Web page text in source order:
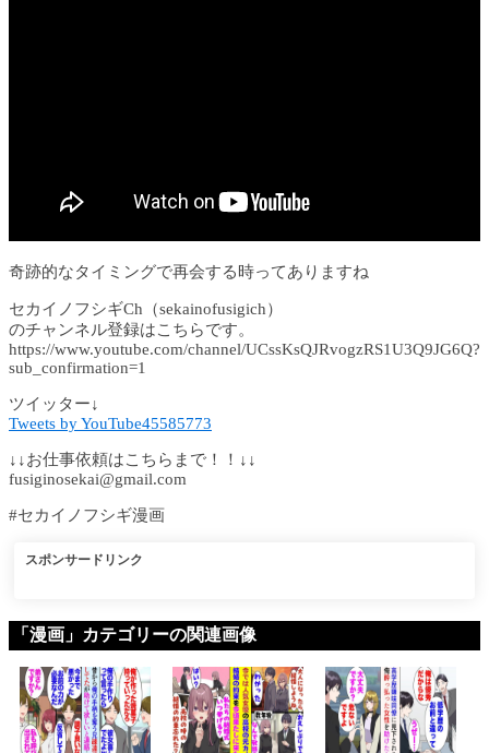
奇跡的なタイミングで再会する時ってありますね
セカイノフシギCh（sekainofusigich）
のチャンネル登録はこちらです。
https://www.youtube.com/channel/UCssKsQJRvogzRS1U3Q9JG6Q?
sub_confirmation=1
ツイッター↓
Tweets by YouTube45585773
↓↓お仕事依頼はこちらまで！！↓↓
fusiginosekai@gmail.com
#セカイノフシギ漫画
スポンサードリンク
「漫画」カテゴリーの関連画像